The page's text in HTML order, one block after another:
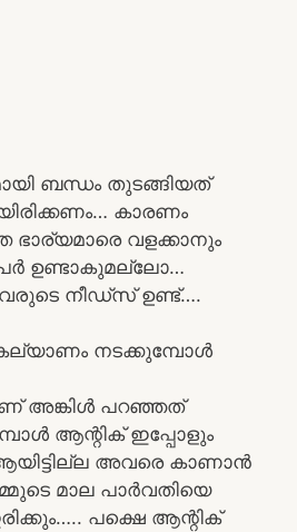
ബന്ധം തുടങ്ങിയത്
കാരണം
ഭാര്യമാരെ വളക്കാനും
ഉണ്ടാകുമല്ലോ…
നീഡ്‌സ് ഉണ്ട്….
നടക്കുമ്പോൾ
അങ്കിൾ പറഞ്ഞത്
ആന്റിക് ഇപ്പോളും
അവരെ കാണാൻ
മാല പാർവതിയെ
പക്ഷെ ആന്റിക്